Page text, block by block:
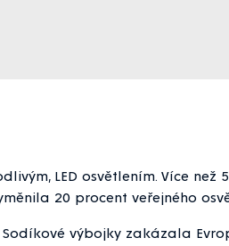
LED osvětlením. Více
20 procent veřejného
Sodíkové výbojky zakázala